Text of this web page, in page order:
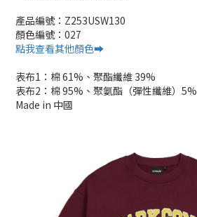
產品編號：Z253USW130
顏色編號：027
點我查看其他顏色➡️
表布1：棉 61%、聚酯纖維 39%
表布2：棉 95%、聚氨酯（彈性纖維）5%
Made in 中國